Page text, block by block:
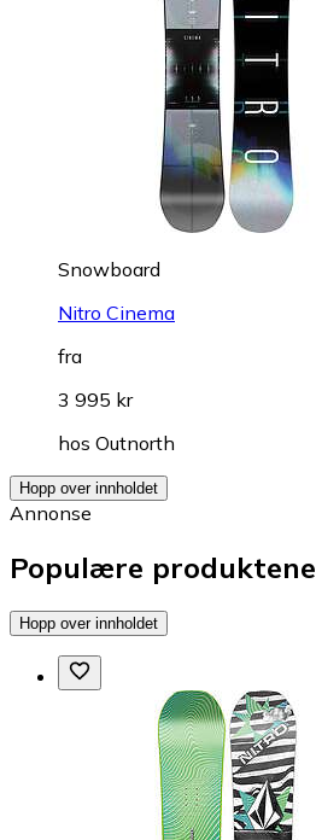
Snowboard
Nitro Cinema
fra
3 995 kr
hos Outnorth
Hopp over innholdet
Annonse
Populære produktene
Hopp over innholdet